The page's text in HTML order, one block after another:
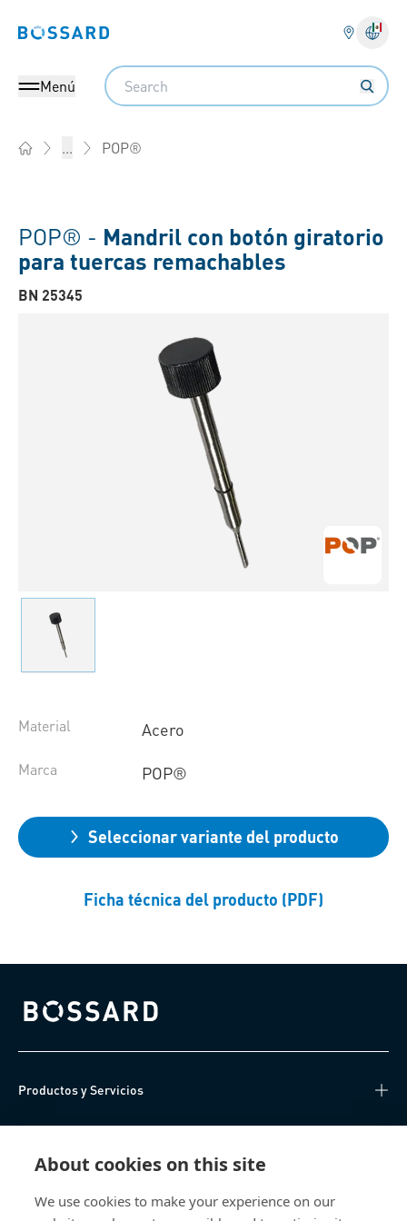
About cookies on this site
We use cookies to make your experience on our
Bossard homepage
Menú
Search
... POP®
POP® - Mandril con botón giratorio
para tuercas remachables
BN 25345
Material Acero
Marca POP®
Seleccionar variante del producto
Ficha técnica del producto (PDF)
Bossard homepage
Productos y Servicios